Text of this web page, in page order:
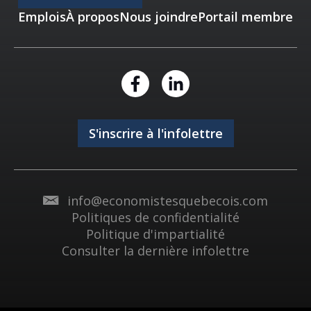
EmploisÀ proposNous joindrePortail membre
S'inscrire à l'infolettre
info@economistesquebecois.com
Politiques de confidentialité
Politique d'impartialité
Consulter la dernière infolettre